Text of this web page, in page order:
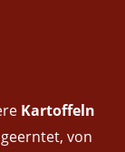
Kartoffeln
von